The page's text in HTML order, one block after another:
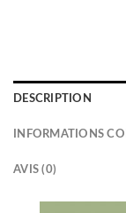
DESCRIPTION
INFORMATIONS
AVIS (0)